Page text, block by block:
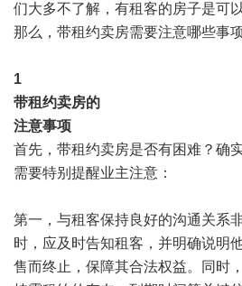
们大多不了解，有租客的房子是可
那么，带租约卖房需要注意哪些事
1
带租约卖房的
注意事项
首先，带租约卖房是否有困难？确
需要特别提醒业主注意：
第一，与租客保持良好的沟通关系
时，应及时告知租客，并明确说明
售而终止，保障其合法权益。同时